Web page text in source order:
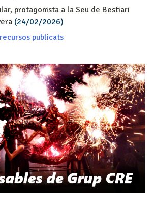
protagonista a la Seu de Bestiari
(24/02/2026)
publicats